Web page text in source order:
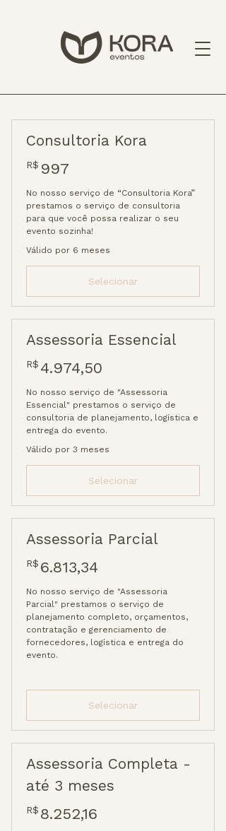
Consultoria Kora
R$ 997
No nosso serviço de “Consultoria Kora”
prestamos o serviço de consultoria
para que você possa realizar o seu
evento sozinha!
Válido por 6 meses
Selecionar
Assessoria Essencial
R$ 4.974,50
No nosso serviço de "Assessoria
Essencial" prestamos o serviço de
consultoria de planejamento, logística e
entrega do evento.
Válido por 3 meses
Selecionar
Assessoria Parcial
R$ 6.813,34
No nosso serviço de "Assessoria
Parcial" prestamos o serviço de
planejamento completo, orçamentos,
contratação e gerenciamento de
fornecedores, logística e entrega do
evento.
Selecionar
Assessoria Completa -
até 3 meses
R$ 8.252,16